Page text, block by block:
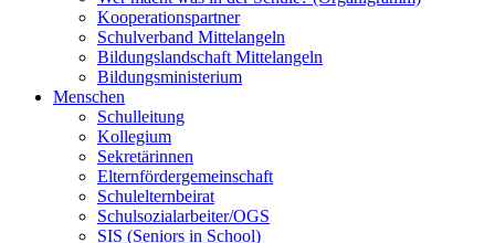
Kooperationspartner
Schulverband Mittelangeln
Bildungslandschaft Mittelangeln
Bildungsministerium
Menschen
Schulleitung
Kollegium
Sekretärinnen
Elternfördergemeinschaft
Schulelternbeirat
Schulsozialarbeiter/OGS
SIS (Seniors in School)